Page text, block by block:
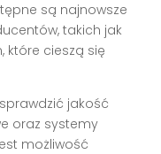
są najnowsze
takich jak
które cieszą się
jakość
oraz systemy
możliwość